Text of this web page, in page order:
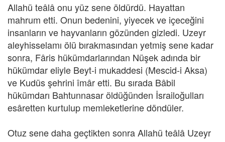
Allahü teâlâ onu yüz sene öldürdü. Hayattan
mahrum etti. Onun bedenini, yiyecek ve içeceğini
insanların ve hayvanların gözünden gizledi. Uzeyr
aleyhisselamı ölü bırakmasından yetmiş sene kadar
sonra, Fâris hükümdarlarından Nüşek adında bir
hükümdar eliyle Beyt-i mukaddesi (Mescid-i Aksa)
ve Kudüs şehrini îmâr etti. Bu sırada Bâbil
hükümdarı Bahtunnasar öldüğünden İsrailoğulları
esâretten kurtulup memleketlerine döndüler.
Otuz sene daha geçtikten sonra Allahü teâlâ Uzeyr